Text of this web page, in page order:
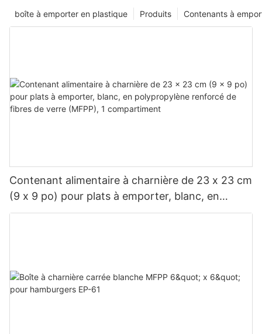
Contenants à
Produits
boîte à emporter en plastique
Contenant alimentaire à charnière de 23 x 23 cm
(9 x 9 po) pour plats à emporter, blanc, en
polypropylène renforcé de fibres de verre